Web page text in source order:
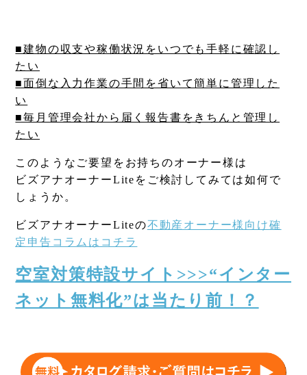
■建物の収支や稼働状況をいつでも手軽に確認し
たい
■面倒な入力作業の手間を省いて簡単に管理した
い
■毎月管理会社から届く報告書をきちんと管理し
たい
このようなご要望をお持ちのオーナー様は
ビズアナオーナーLiteをご検討してみては如何で
しょうか。
ビズアナオーナーLiteの不動産オーナー様向け確
定申告コラムはコチラ
空室対策特設サイト>>>“インター
ネット無料化”は当たり前！？